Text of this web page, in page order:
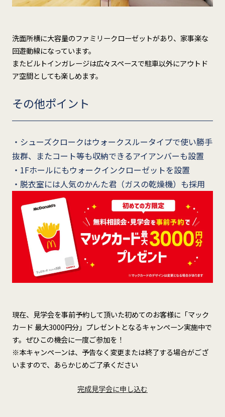
洗面所横に大容量のファミリークローゼットがあり、家事楽な
回遊動線になっています。
またビルトインガレージは広々スペースで駐車以外にアウトド
ア空間としても楽しめます。
その他ポイント
・シューズクロークはウォークスルータイプで使い勝手
抜群、またコート等も収納できるアイアンバーも設置
・1Fホールにもウォークインクローゼットを設置
・脱衣室には人気のかんた君（ガスの乾燥機）も採用
現在、見学会を事前予約して頂いた初めてのお客様に「マック
カード 最大3000円分」プレゼントとなるキャンペーン実施中で
す。ぜひこの機会に一度ご参加を！
※本キャンペーンは、予告なく変更または終了する場合がござ
いますので、あらかじめご了承ください
完成見学会に申し込む